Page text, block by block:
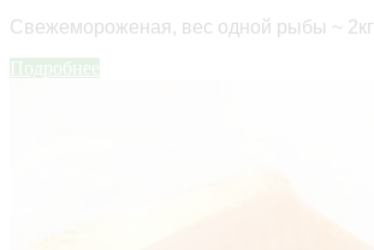
Свежемороженая, вес одной рыбы ~ 2кг
Подробнее